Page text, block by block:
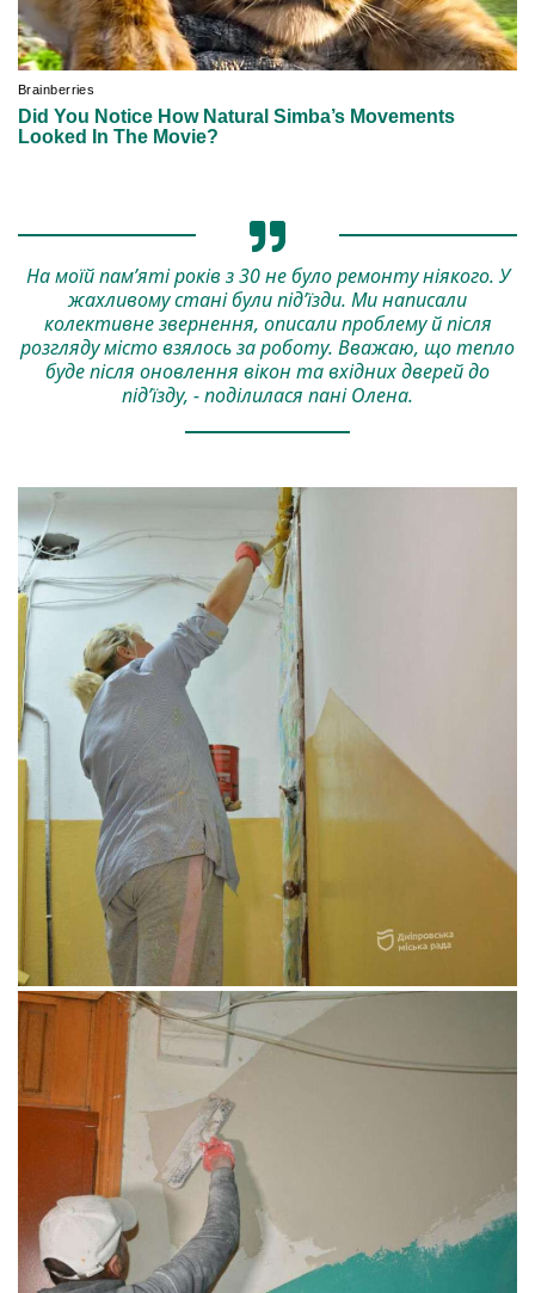
На моїй пам’яті років з 30 не було ремонту ніякого. У
жахливому стані були під’їзди. Ми написали
колективне звернення, описали проблему й після
розгляду місто взялось за роботу. Вважаю, що тепло
буде після оновлення вікон та вхідних дверей до
під’їзду, - поділилася пані Олена.